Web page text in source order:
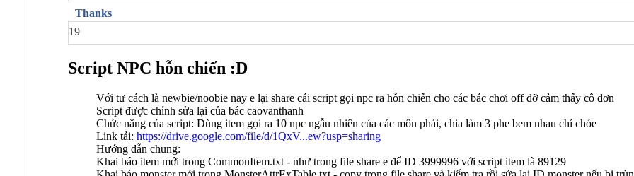
Thanks
19
Script NPC hỗn chiến :D
Với tư cách là newbie/noobie nay e lại share cái script gọi npc ra hỗn chiến cho các bác chơi off đỡ cảm thấy cô đơn
Script được chỉnh sửa lại của bác caovanthanh
Chức năng của script: Dùng item gọi ra 10 npc ngẫu nhiên của các môn phái, chia làm 3 phe bem nhau chí chóe
Link tải: https://drive.google.com/file/d/1QxV...ew?usp=sharing
Hướng dẫn chung:
Khai báo item mới trong CommonItem.txt - như trong file share e để ID 3999996 với script item là 89129